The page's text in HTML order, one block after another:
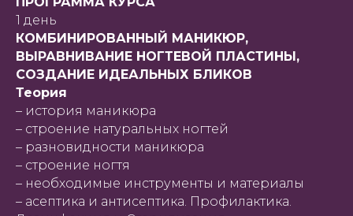
1 день
КОМБИНИРОВАННЫЙ МАНИКЮР,
ВЫРАВНИВАНИЕ НОГТЕВОЙ ПЛАСТИНЫ,
СОЗДАНИЕ ИДЕАЛЬНЫХ БЛИКОВ
Теория
– история маникюра
– строение натуральных ногтей
– разновидности маникюра
– строение ногтя
– необходимые инструменты и материалы
– асептика и антисептика. Профилактика.